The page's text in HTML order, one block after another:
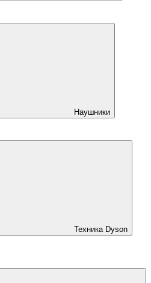
Наушники
Техника Dyson